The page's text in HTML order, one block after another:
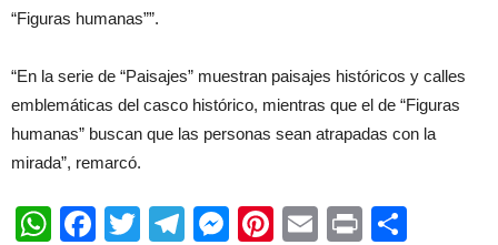
“Figuras humanas””.
“En la serie de “Paisajes” muestran paisajes históricos y calles
emblemáticas del casco histórico, mientras que el de “Figuras
humanas” buscan que las personas sean atrapadas con la
mirada”, remarcó.
WhatsApp
Facebook
TwitterTelegram
Messenger
Pinterest
EmailPrint